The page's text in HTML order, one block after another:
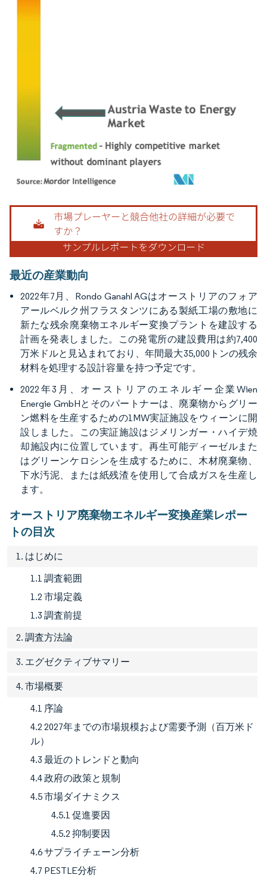
画像 © Mordor Intelligence。再利用にはCC BY 4.0の表示が必要です。
最近の産業動向
2022年7月、Rondo Ganahl AGはオーストリアのフォア
アールベルク州フラスタンツにある製紙工場の敷地に
新たな残余廃棄物エネルギー変換プラントを建設する
計画を発表しました。この発電所の建設費用は約7,400
万米ドルと見込まれており、年間最大35,000トンの残余
材料を処理する設計容量を持つ予定です。
2022年3月、オーストリアのエネルギー企業Wien
Energie GmbHとそのパートナーは、廃棄物からグリー
ン燃料を生産するための1MW実証施設をウィーンに開
設しました。この実証施設はジメリンガー・ハイデ焼
却施設内に位置しています。再生可能ディーゼルまた
はグリーンケロシンを生成するために、木材廃棄物、
下水汚泥、または紙残渣を使用して合成ガスを生産し
ます。
オーストリア廃棄物エネルギー変換産業レポー
トの目次
1. はじめに
1.1 調査範囲
1.2 市場定義
1.3 調査前提
2. 調査方法論
3. エグゼクティブサマリー
4. 市場概要
4.1 序論
4.2 2027年までの市場規模および需要予測（百万米ド
ル）
4.3 最近のトレンドと動向
4.4 政府の政策と規制
4.5 市場ダイナミクス
4.5.1 促進要因
4.5.2 抑制要因
4.6 サプライチェーン分析
4.7 PESTLE分析